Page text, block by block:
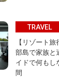
TRAVEL
【リゾート
部島で家族と
イドで何もし
間